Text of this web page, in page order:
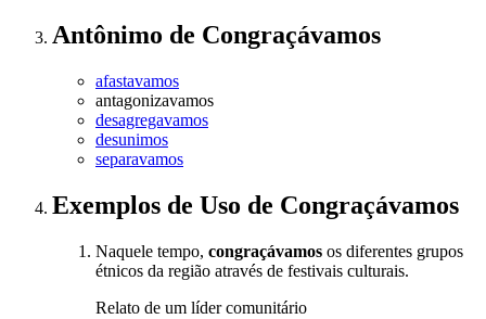
Antônimo de Congraçávamos
afastavamos
antagonizavamos
desagregavamos
desunimos
separavamos
Exemplos de Uso de Congraçávamos
Naquele tempo, congraçávamos os diferentes grupos
étnicos da região através de festivais culturais.
Relato de um líder comunitário